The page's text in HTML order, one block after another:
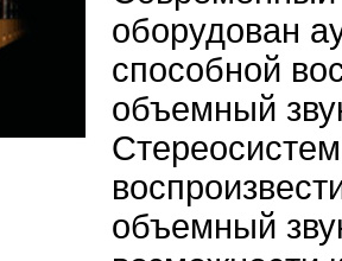
оборудован
способной
объемный
объемный